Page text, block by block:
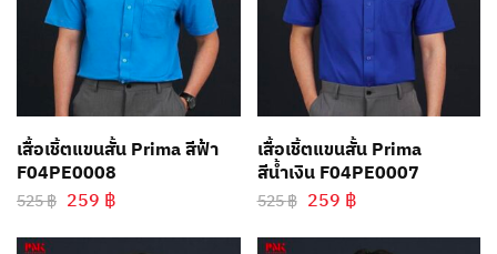
เสื้อเชิ้ตแขนสั้น Prima สีฟ้า
F04PE0008
525฿ 259 ฿
เสื้อเชิ้ตแขนสั้น Prima
สีน้ำเงิน F04PE0007
525฿ 259 ฿